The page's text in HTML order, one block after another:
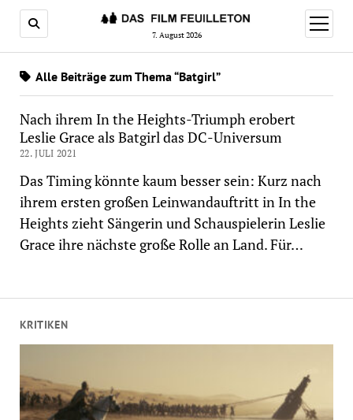
7. August 2026
Menü
öffnen
KRITIKEN
Alle Beiträge zum Thema “Batgirl”
Nach ihrem In the Heights-Triumph erobert
Leslie Grace als Batgirl das DC-Universum
22. JULI 2021
Das Timing könnte kaum besser sein: Kurz nach
ihrem ersten großen Leinwandauftritt in In the
Heights zieht Sängerin und Schauspielerin Leslie
Grace ihre nächste große Rolle an Land. Für…